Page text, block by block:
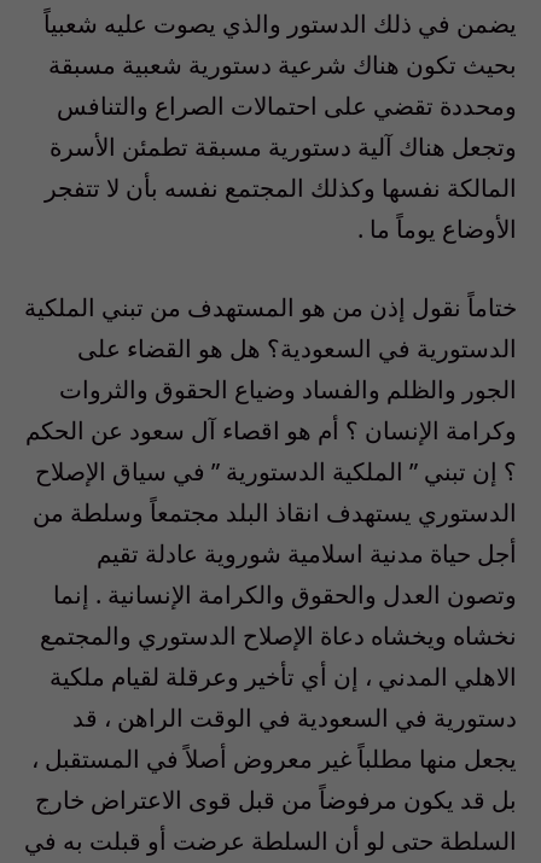
يضمن في ذلك الدستور والذي يصوت عليه شعبياً
بحيث تكون هناك شرعية دستورية شعبية مسبقة
ومحددة تقضي على احتمالات الصراع والتنافس
وتجعل هناك آلية دستورية مسبقة تطمئن الأسرة
المالكة نفسها وكذلك المجتمع نفسه بأن لا تتفجر
الأوضاع يوماً ما .
ختاماً نقول إذن من هو المستهدف من تبني الملكية
الدستورية في السعودية؟ هل هو القضاء على
الجور والظلم والفساد وضياع الحقوق والثروات
وكرامة الإنسان ؟ أم هو اقصاء آل سعود عن الحكم
؟ إن تبني ” الملكية الدستورية ” في سياق الإصلاح
الدستوري يستهدف انقاذ البلد مجتمعاً وسلطة من
أجل حياة مدنية اسلامية شوروية عادلة تقيم
وتصون العدل والحقوق والكرامة الإنسانية . إنما
نخشاه ويخشاه دعاة الإصلاح الدستوري والمجتمع
الاهلي المدني ، إن أي تأخير وعرقلة لقيام ملكية
دستورية في السعودية في الوقت الراهن ، قد
يجعل منها مطلباً غير معروض أصلاً في المستقبل ،
بل قد يكون مرفوضاً من قبل قوى الاعتراض خارج
السلطة حتى لو أن السلطة عرضت أو قبلت به في